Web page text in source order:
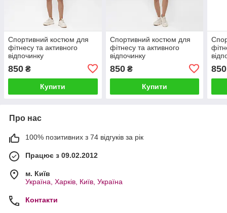
Спортивний костюм для
фітнесу та активного
відпочинку
850 ₴
Купити
Спортивний костюм для
фітнесу та активного
відпочинку
850₴
Купити
850
Про нас
100% позитивних з 74 відгуків за рік
Працює з 09.02.2012
м. Київ
Україна, Харків, Київ, Україна
Контакти